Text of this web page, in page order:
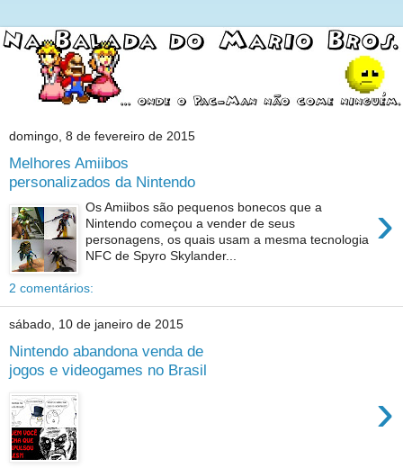
domingo, 8 de fevereiro de 2015
Melhores Amiibos
personalizados da Nintendo
›
Os Amiibos são pequenos bonecos que a
Nintendo começou a vender de seus
personagens, os quais usam a mesma tecnologia
NFC de Spyro Skylander...
2 comentários:
sábado, 10 de janeiro de 2015
Nintendo abandona venda de
jogos e videogames no Brasil
›